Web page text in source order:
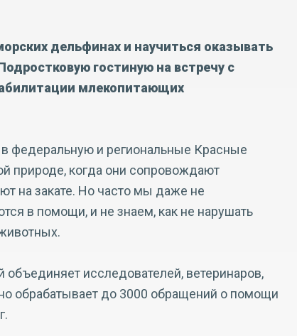
дельфинах и научиться оказывать
гостиную на встречу с
млекопитающих
федеральную и региональные Красные
природе, когда они сопровождают
на закате. Но часто мы даже не
в помощи, и не знаем, как не нарушать
исследователей, ветеринаров,
обрабатывает до 3000 обращений о помощи